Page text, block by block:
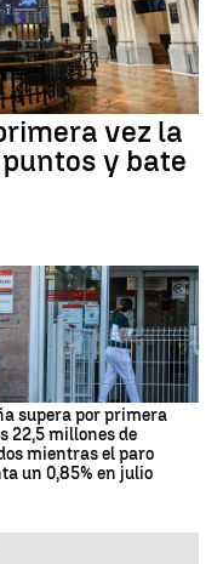
vez la
y bate
supera por primera
22,5 millones de
mientras el paro
un 0,85% en julio